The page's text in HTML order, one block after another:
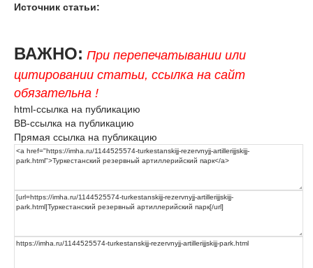
Источник статьи:
ВАЖНО: При перепечатывании или
цитировании статьи, ссылка на сайт
обязательна !
html-ссылка на публикацию
BB-ссылка на публикацию
Прямая ссылка на публикацию